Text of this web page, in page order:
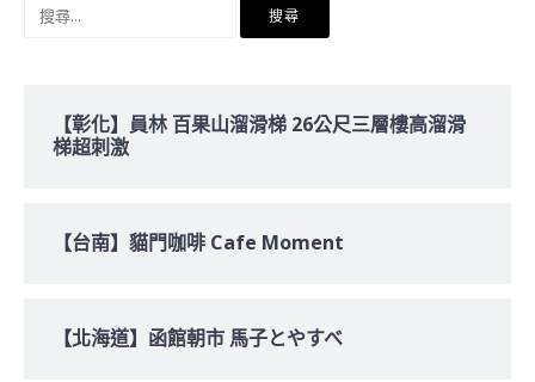
【彰化】員林 百果山溜滑梯 26公尺三層樓高溜滑
梯超刺激
【台南】貓門咖啡 Cafe Moment
【北海道】函館朝市 馬子とやすべ